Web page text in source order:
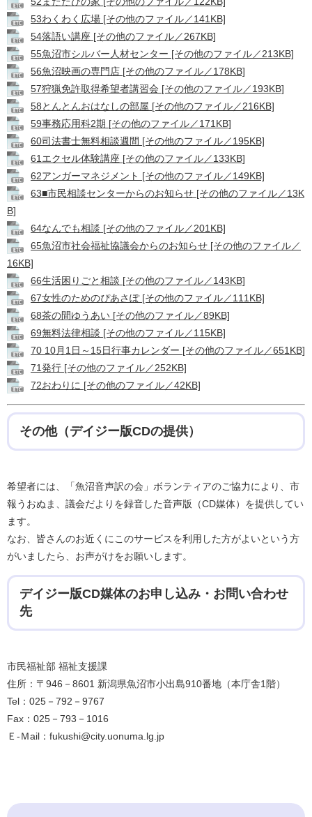
53わくわく広場 [その他のファイル／141KB]
54落語い講座 [その他のファイル／267KB]
55魚沼市シルバー人材センター [その他のファイル／213KB]
56魚沼映画の専門店 [その他のファイル／178KB]
57狩猟免許取得希望者講習会 [その他のファイル／193KB]
58とんとんおはなしの部屋 [その他のファイル／216KB]
59事務応用科2期 [その他のファイル／171KB]
60司法書士無料相談週間 [その他のファイル／195KB]
61エクセル体験講座 [その他のファイル／133KB]
62アンガーマネジメント [その他のファイル／149KB]
63■市民相談センターからのお知らせ [その他のファイル／13K
B]
64なんでも相談 [その他のファイル／201KB]
65魚沼市社会福祉協議会からのお知らせ [その他のファイル／
16KB]
66生活困りごと相談 [その他のファイル／143KB]
67女性のためのぴあさぽ [その他のファイル／111KB]
68茶の間ゆうあい [その他のファイル／89KB]
69無料法律相談 [その他のファイル／115KB]
70 10月1日～15日行事カレンダー [その他のファイル／651KB]
71発行 [その他のファイル／252KB]
72おわりに [その他のファイル／42KB]
その他（デイジー版CDの提供）
希望者には、「魚沼音声訳の会」ボランティアのご協力により、市
報うおぬま、議会だよりを録音した音声版（CD媒体）を提供してい
ます。
なお、皆さんのお近くにこのサービスを利用した方がよいという方
がいましたら、お声がけをお願いします。
デイジー版CD媒体のお申し込み・お問い合わせ
先
市民福祉部 福祉支援課
住所：〒946－8601 新潟県魚沼市小出島910番地（本庁舎1階）
Tel：025－792－9767
Fax：025－793－1016
Ｅ-Ｍail：fukushi@city.uonuma.lg.jp